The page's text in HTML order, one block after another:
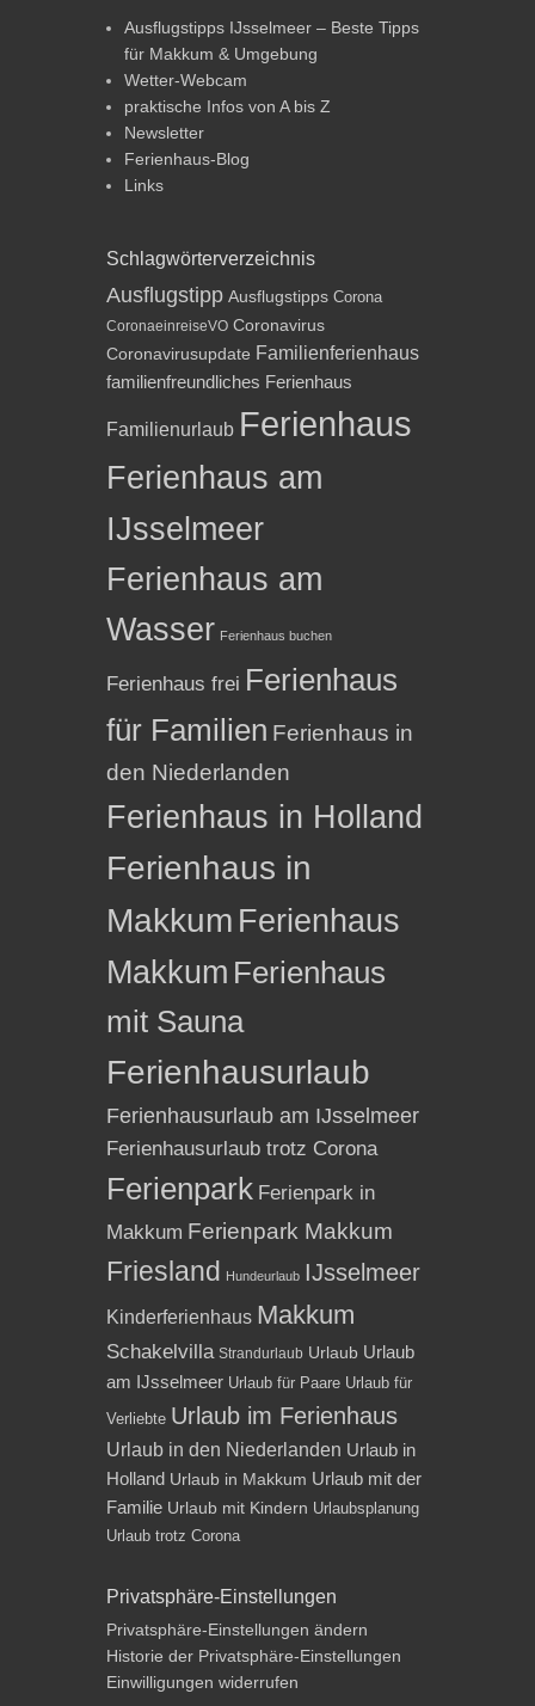
Ausflugstipps IJsselmeer – Beste Tipps
für Makkum & Umgebung
Wetter-Webcam
praktische Infos von A bis Z
Newsletter
Ferienhaus-Blog
Links
Schlagwörterverzeichnis
Ausflugstipp Ausflugstipps Corona
CoronaeinreiseVO Coronavirus
Coronavirusupdate Familienferienhaus
familienfreundliches Ferienhaus
Familienurlaub Ferienhaus
Ferienhaus am
IJsselmeer
Ferienhaus am
Wasser Ferienhaus buchen
Ferienhaus frei Ferienhaus
für Familien Ferienhaus in
den Niederlanden
Ferienhaus in Holland
Ferienhaus in
Makkum Ferienhaus
Makkum Ferienhaus
mit Sauna
Ferienhausurlaub
Ferienhausurlaub am IJsselmeer
Ferienhausurlaub trotz Corona
Ferienpark Ferienpark in
Makkum Ferienpark Makkum
Friesland Hundeurlaub IJsselmeer
Kinderferienhaus Makkum
Schakelvilla Strandurlaub Urlaub Urlaub
am IJsselmeer Urlaub für Paare Urlaub für
Verliebte Urlaub im Ferienhaus
Urlaub in den Niederlanden Urlaub in
Holland Urlaub in Makkum Urlaub mit der
Familie Urlaub mit Kindern Urlaubsplanung
Urlaub trotz Corona
Privatsphäre-Einstellungen
Privatsphäre-Einstellungen ändern
Historie der Privatsphäre-Einstellungen
Einwilligungen widerrufen